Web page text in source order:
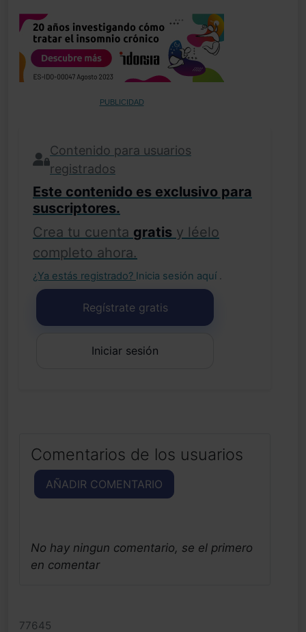
PUBLICIDAD
Contenido para usuarios
registrados
Este contenido es exclusivo para
suscriptores.
Crea tu cuenta gratis y léelo
completo ahora.
¿Ya estás registrado? Inicia sesión aquí .
Regístrate gratis
Iniciar sesión
Comentarios de los usuarios
AÑADIR COMENTARIO
No hay ningun comentario, se el primero
en comentar
77645